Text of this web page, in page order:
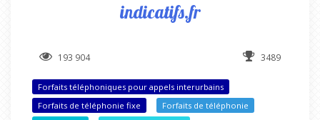
indicatifs.fr
193 904 3489
Forfaits téléphoniques pour appels interurbains
Forfaits de téléphonie fixe
Forfaits de téléphonie